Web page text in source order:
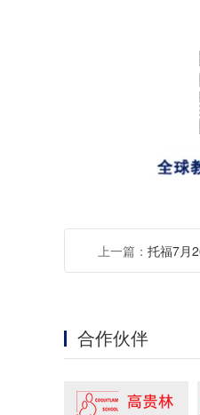
上一篇： 托福7月
合作伙伴